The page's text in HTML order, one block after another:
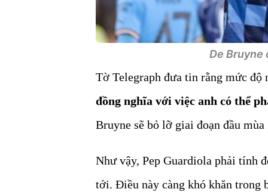
De Bruyne
Tờ Telegraph đưa tin rằng mức độ
đồng nghĩa với việc anh có thể
Bruyne sẽ bỏ lỡ giai đoạn đầu
Như vậy, Pep Guardiola phải tính
tới. Điều này càng khó khăn trong